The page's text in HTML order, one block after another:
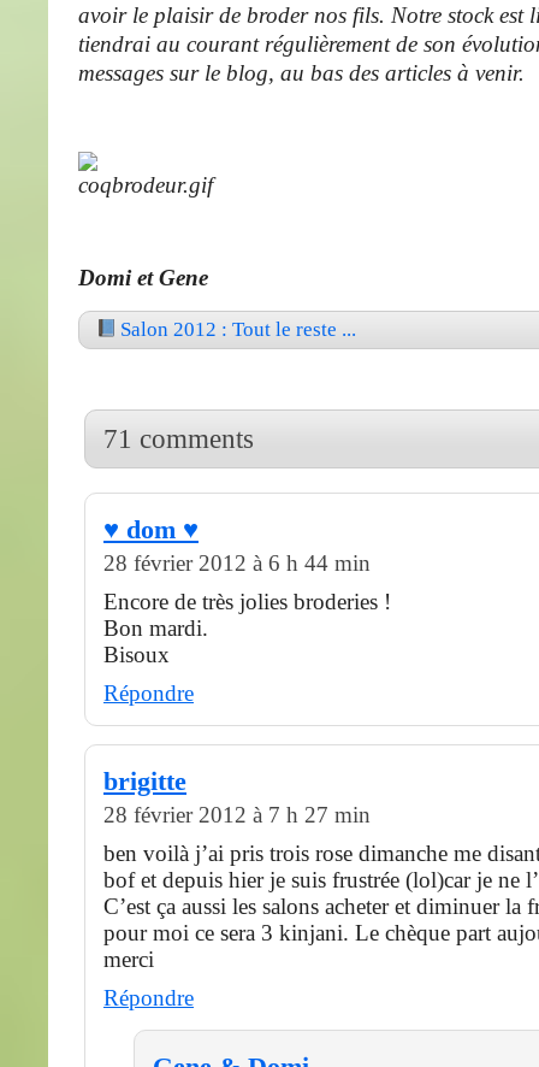
avoir le plaisir de broder nos fils. Notre stock est
tiendrai au courant régulièrement de son
messages sur le blog, au bas des articles à venir.
Domi et Gene
Salon 2012 : Tout le reste ...
71 comments
♥ dom ♥
28 février 2012 à 6 h 44 min
Encore de très jolies broderies !
Bon mardi.
Bisoux
Répondre
brigitte
28 février 2012 à 7 h 27 min
ben voilà j’ai pris trois rose dimanche me
bof et depuis hier je suis frustrée (lol)car je ne
C’est ça aussi les salons acheter et diminuer la
pour moi ce sera 3 kinjani. Le chèque part
merci
Répondre